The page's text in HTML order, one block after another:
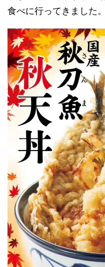
食べに行ってきました。